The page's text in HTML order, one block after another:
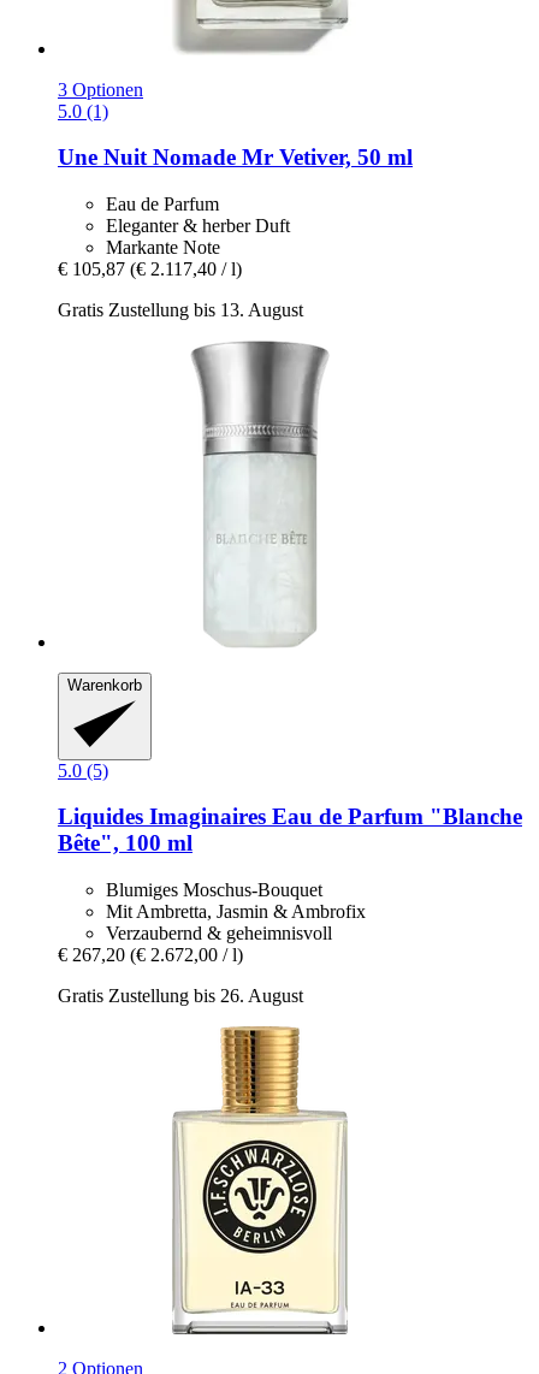
3 Optionen
5.0 (1)
Une Nuit Nomade Mr Vetiver, 50 ml
Eau de Parfum
Eleganter & herber Duft
Markante Note
€ 105,87 (€ 2.117,40 / l)
Gratis Zustellung bis 13. August
Warenkorb
5.0 (5)
Liquides Imaginaires Eau de Parfum "Blanche
Bête", 100 ml
Blumiges Moschus-Bouquet
Mit Ambretta, Jasmin & Ambrofix
Verzaubernd & geheimnisvoll
€ 267,20 (€ 2.672,00 / l)
Gratis Zustellung bis 26. August
2 Optionen